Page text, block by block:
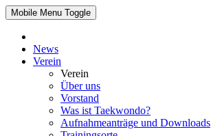
Mobile Menu Toggle
News
Verein
Verein
Über uns
Vorstand
Was ist Taekwondo?
Aufnahmeanträge und Downloads